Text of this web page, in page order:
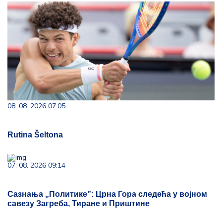
08. 08. 2026 07:05
Rutina Šeltona
07. 08. 2026 09:14
Сазнања „Политике”: Црна Гора следећа у војном
савезу Загреба, Тиране и Приштине